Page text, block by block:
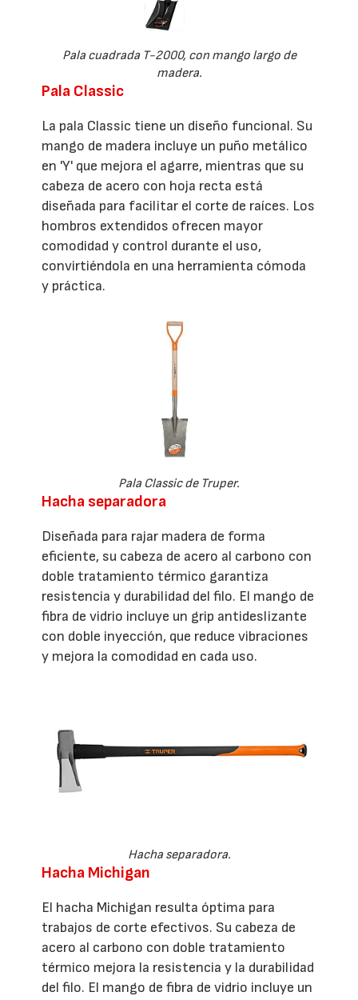
Pala cuadrada T-2000, con mango largo de
madera.
Pala Classic
La pala Classic tiene un diseño funcional. Su
mango de madera incluye un puño metálico
en 'Y' que mejora el agarre, mientras que su
cabeza de acero con hoja recta está
diseñada para facilitar el corte de raíces. Los
hombros extendidos ofrecen mayor
comodidad y control durante el uso,
convirtiéndola en una herramienta cómoda
y práctica.
Pala Classic de Truper.
Hacha separadora
Diseñada para rajar madera de forma
eficiente, su cabeza de acero al carbono con
doble tratamiento térmico garantiza
resistencia y durabilidad del filo. El mango de
fibra de vidrio incluye un grip antideslizante
con doble inyección, que reduce vibraciones
y mejora la comodidad en cada uso.
Hacha separadora.
Hacha Michigan
El hacha Michigan resulta óptima para
trabajos de corte efectivos. Su cabeza de
acero al carbono con doble tratamiento
térmico mejora la resistencia y la durabilidad
del filo. El mango de fibra de vidrio incluye un